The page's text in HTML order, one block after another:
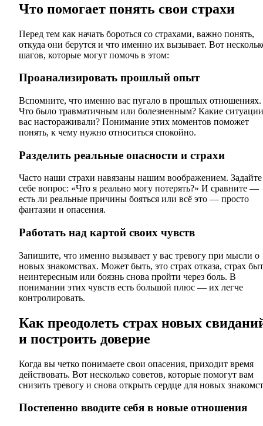
Что помогает понять свои страхи
Перед тем как начать бороться со страхами, важно понять,
откуда они берутся и что именно их вызывает. Вот
шагов, которые могут помочь в этом:
Проанализировать прошлый опыт
Вспомните, что именно вас пугало в прошлых отношениях.
Что было травматичным или болезненным? Какие ситуации
вас настораживали? Понимание этих моментов поможет
понять, к чему нужно относиться спокойно.
Разделить реальные опасности и страхи
Часто наши страхи навязаны нашим воображением. Задайте
себе вопрос: «Что я реально могу потерять?» И сравните —
есть ли реальные причины бояться или всё это — просто
фантазии и опасения.
Работать над картой своих чувств
Запишите, что именно вызывает у вас тревогу при мысли о
новых знакомствах. Может быть, это страх отказа, страх
неинтересным или боязнь снова пройти через боль. В
понимании этих чувств есть большой плюс — их легче
контролировать.
Как преодолеть страх новых
и построить доверие
Когда вы четко понимаете свои опасения, приходит время
действовать. Вот несколько советов, которые помогут вам
снизить тревогу и снова открыть сердце для новых
Постепенно вводите себя в новые отношения